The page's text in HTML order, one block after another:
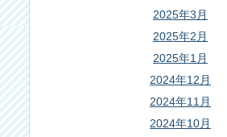
2025年3月
2025年2月
2025年1月
2024年12月
2024年11月
2024年10月